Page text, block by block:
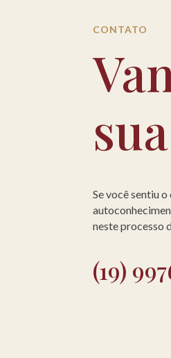
CONTATO
Se você sentiu
neste processo
(19)